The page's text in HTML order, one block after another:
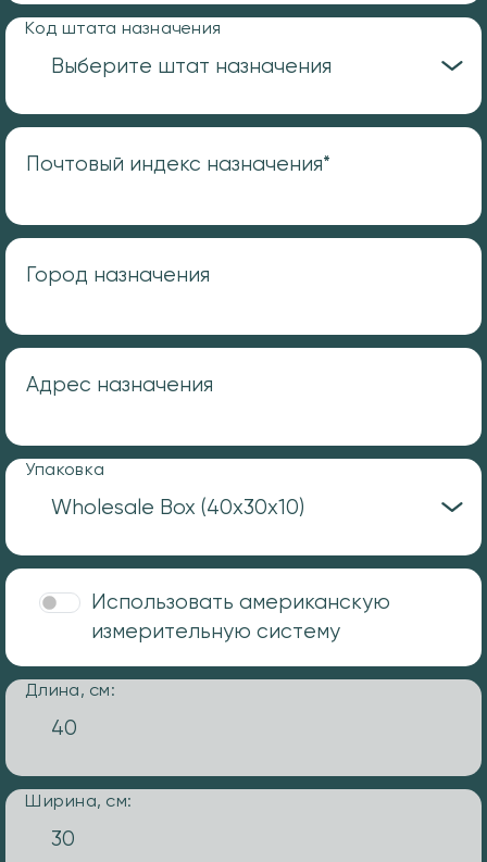
Код штата назначения
Почтовый индекс назначения*
Город назначения
Адрес назначения
Упаковка
Использовать американскую
измерительную систему
Длина, см:
Ширина, см: